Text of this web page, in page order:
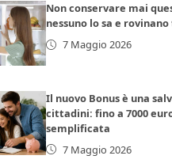
Non conservare mai
nessuno lo sa e
7 Maggio 2026
Il nuovo Bonus è una
cittadini: fino a 7000
semplificata
7 Maggio 2026